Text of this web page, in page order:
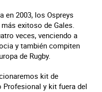
en 2003, los Ospreys
exitoso de Gales.
veces, venciendo a
y también compiten
de Rugby.
kit de
Profesional y kit fuera del